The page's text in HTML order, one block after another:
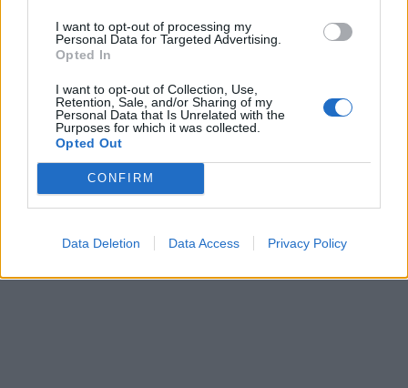
I want to opt-out of processing my
Personal Data for Targeted Advertising.
Opted In
I want to opt-out of Collection, Use,
Retention, Sale, and/or Sharing of my
Personal Data that Is Unrelated with the
Purposes for which it was collected.
Opted Out
CONFIRM
Data Deletion Data Access Privacy Policy